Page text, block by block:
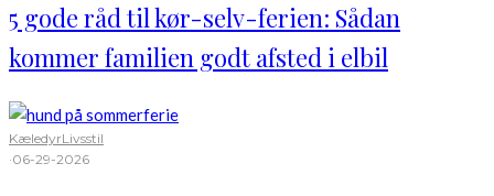
5 gode råd til kør-selv-ferien: Sådan
kommer familien godt afsted i elbil
KæledyrLivsstil
·06-29-2026